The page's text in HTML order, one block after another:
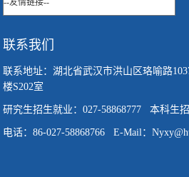
联系我们
联系地址：湖北省武汉市洪山区珞喻路
楼S202室
研究生招生就业：027-58868777 本科生
电话：86-027-58868766 E-Mail：